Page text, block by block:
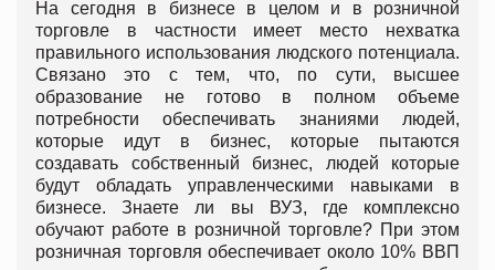
На сегодня в бизнесе в целом и в розничной
торговле в частности имеет место нехватка
правильного использования людского потенциала.
Связано это с тем, что, по сути, высшее
образование не готово в полном объеме
потребности обеспечивать знаниями людей,
которые идут в бизнес, которые пытаются
создавать собственный бизнес, людей которые
будут обладать управленческими навыками в
бизнесе. Знаете ли вы ВУЗ, где комплексно
обучают работе в розничной торговле? При этом
розничная торговля обеспечивает около 10% ВВП